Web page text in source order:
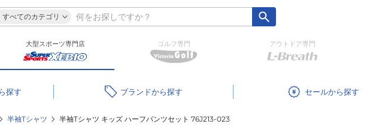
すべてのカテゴリ
大型スポーツ専門店 ゴルフ専門 アウトドア専門
ブランド セール
半袖Tシャツ 半袖Tシャツ キッズ ハーフパンツセット 76J213-023